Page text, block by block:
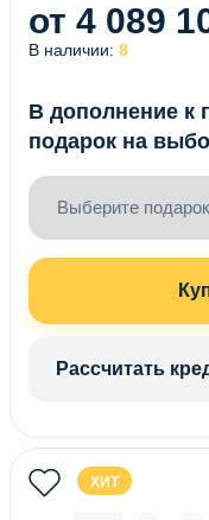
от 4 089
В наличии: 8
В дополнение к
подарок на
Выберите подарок
Рассчитать
ХИТ